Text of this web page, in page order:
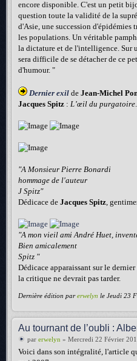
encore disponible. C'est un petit
question toute la validité de la
d'Asie, une succession d'épidémies
les populations. Un véritable
la dictature et de l'intelligence. Sur
sera difficile de se détacher de ce
d'humour. "
Dernier exil de Jean-Michel
Jacques Spitz : L’œil du purgatoire.
"A Monsieur Pierre Bonardi
hommage de l'auteur
J Spitz"
Dédicace de Jacques Spitz,
"A mon vieil ami André Huet,
Bien amicalement
Spitz "
Dédicace apparaissant sur le
la critique ne devrait pas tarder.
Dernière édition parerwelyn le Jeudi 23
Au tournant de l’oubli :
par erwelyn » Mercredi 22 Février
Voici dans son intégralité, l'article